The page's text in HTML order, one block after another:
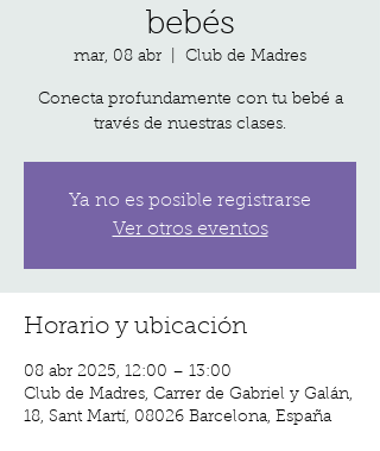
bebés
mar, 08 abr Club de Madres
Conecta profundamente con tu bebé a
través de nuestras clases.
Ya no es posible registrarse
Ver otros eventos
Horario y ubicación
08 abr 2025, 12:00 – 13:00
Club de Madres, Carrer de Gabriel y Galán,
18, Sant Martí, 08026 Barcelona, España